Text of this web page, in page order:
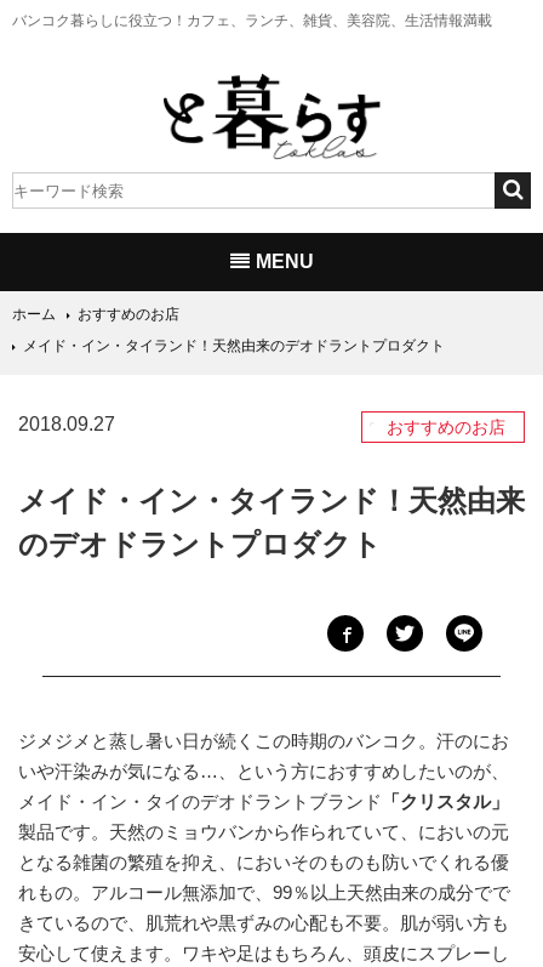
バンコク暮らしに役立つ！ カフェ、ランチ、雑貨、美容院、生活情報満載
MENU
ホーム
おすすめのお店
メイド・イン・タイランド！天然由来のデオドラントプロダクト
2018.09.27 おすすめのお店
メイド・イン・タイランド！天然由来
のデオドラントプロダクト
ジメジメと蒸し暑い日が続くこの時期のバンコク。汗のにお
いや汗染みが気になる…、という方におすすめしたいのが、
メイド・イン・タイのデオドラントブランド
「クリスタル」
製品です。天然のミョウバンから作られていて、においの元
となる雑菌の繁殖を抑え、においそのものも防いでくれる優
れもの。アルコール無添加で、99％以上天然由来の成分でで
きているので、肌荒れや黒ずみの心配も不要。肌が弱い方も
安心して使えます。ワキや足はもちろん、頭皮にスプレーし